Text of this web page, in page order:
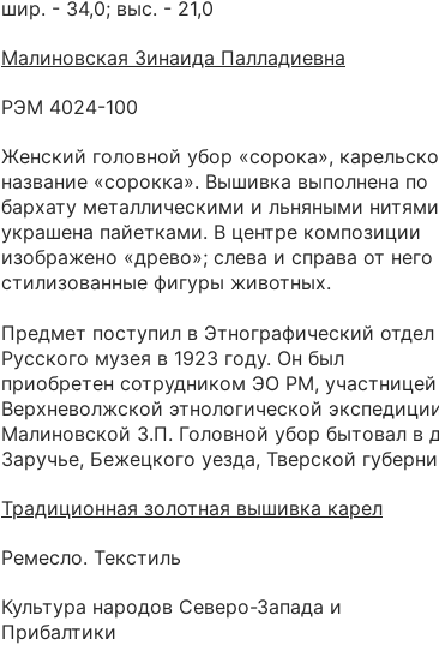
шир. - 34,0; выс. - 21,0
Малиновская Зинаида Палладиевна
РЭМ 4024-100
Женский головной убор «сорока»,
название «сорокка». Вышивка выполнена по
бархату металлическими и льняными
украшена пайетками. В центре композиции
изображено «древо»; слева и справа от него
стилизованные фигуры животных.
Предмет поступил в Этнографический отдел
Русского музея в 1923 году. Он был
приобретен сотрудником ЭО РМ, участницей
Верхневолжской этнологической
Малиновской З.П. Головной убор бытовал в
Заручье, Бежецкого уезда, Тверской
Традиционная золотная вышивка карел
Ремесло. Текстиль
Культура народов Северо-Запада и
Прибалтики